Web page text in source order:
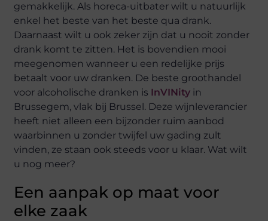
gemakkelijk. Als horeca-uitbater wilt u natuurlijk
enkel het beste van het beste qua drank.
Daarnaast wilt u ook zeker zijn dat u nooit zonder
drank komt te zitten. Het is bovendien mooi
meegenomen wanneer u een redelijke prijs
betaalt voor uw dranken. De beste groothandel
voor alcoholische dranken is InVINity in
Brussegem, vlak bij Brussel. Deze wijnleverancier
heeft niet alleen een bijzonder ruim aanbod
waarbinnen u zonder twijfel uw gading zult
vinden, ze staan ook steeds voor u klaar. Wat wilt
u nog meer?
Een aanpak op maat voor
elke zaak